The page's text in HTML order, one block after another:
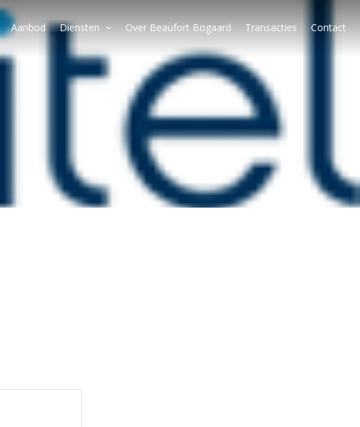
Aanbod Diensten Over Beaufort Bogaard Transacties Contact